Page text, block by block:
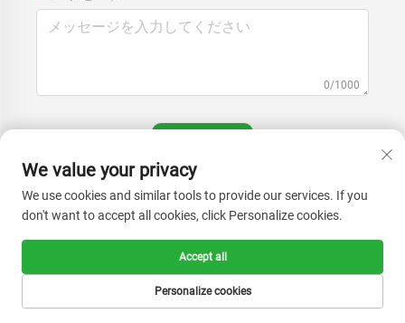
0/1000
お問い合わせ
We value your privacy
We use cookies and similar tools to provide our services. If you
don't want to accept all cookies, click Personalize cookies.
Personalize cookies
Accept all